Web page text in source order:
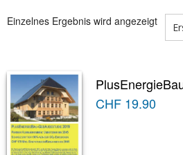
Einzelnes Ergebnis wird angezeigt
CHF19.90